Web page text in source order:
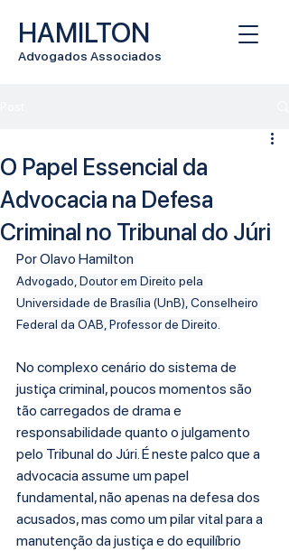
HAMILTON
Advogados Associados
O Papel Essencial da
Advocacia na Defesa
Criminal no Tribunal do Júri
Por Olavo Hamilton
Advogado, Doutor em Direito pela
Universidade de Brasília (UnB), Conselheiro
Federal da OAB, Professor de Direito.
No complexo cenário do sistema de
justiça criminal, poucos momentos são
tão carregados de drama e
responsabilidade quanto o julgamento
pelo Tribunal do Júri. É neste palco que a
advocacia assume um papel
fundamental, não apenas na defesa dos
acusados, mas como um pilar vital para a
manutenção da justiça e do equilíbrio